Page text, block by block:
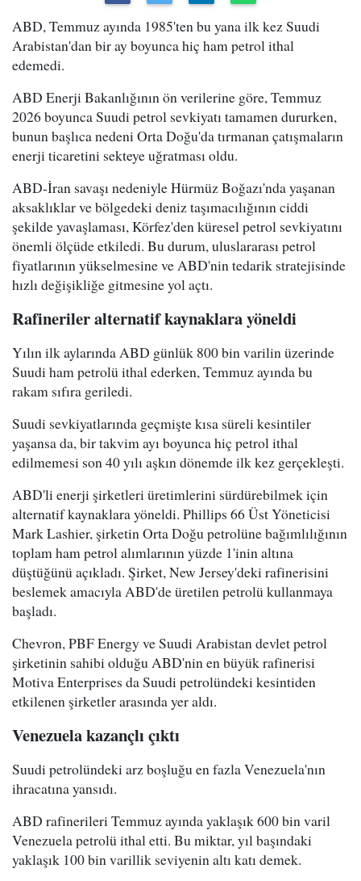
ABD, Temmuz ayında 1985'ten bu yana ilk kez Suudi
Arabistan'dan bir ay boyunca hiç ham petrol ithal
edemedi.
ABD Enerji Bakanlığının ön verilerine göre, Temmuz
2026 boyunca Suudi petrol sevkiyatı tamamen dururken,
bunun başlıca nedeni Orta Doğu'da tırmanan çatışmaların
enerji ticaretini sekteye uğratması oldu.
ABD-İran savaşı nedeniyle Hürmüz Boğazı'nda yaşanan
aksaklıklar ve bölgedeki deniz taşımacılığının ciddi
şekilde yavaşlaması, Körfez'den küresel petrol sevkiyatını
önemli ölçüde etkiledi. Bu durum, uluslararası petrol
fiyatlarının yükselmesine ve ABD'nin tedarik stratejisinde
hızlı değişikliğe gitmesine yol açtı.
Rafineriler alternatif kaynaklara yöneldi
Yılın ilk aylarında ABD günlük 800 bin varilin üzerinde
Suudi ham petrolü ithal ederken, Temmuz ayında bu
rakam sıfıra geriledi.
Suudi sevkiyatlarında geçmişte kısa süreli kesintiler
yaşansa da, bir takvim ayı boyunca hiç petrol ithal
edilmemesi son 40 yılı aşkın dönemde ilk kez gerçekleşti.
ABD'li enerji şirketleri üretimlerini sürdürebilmek için
alternatif kaynaklara yöneldi. Phillips 66 Üst Yöneticisi
Mark Lashier, şirketin Orta Doğu petrolüne bağımlılığının
toplam ham petrol alımlarının yüzde 1'inin altına
düştüğünü açıkladı. Şirket, New Jersey'deki rafinerisini
beslemek amacıyla ABD'de üretilen petrolü kullanmaya
başladı.
Chevron, PBF Energy ve Suudi Arabistan devlet petrol
şirketinin sahibi olduğu ABD'nin en büyük rafinerisi
Motiva Enterprises da Suudi petrolündeki kesintiden
etkilenen şirketler arasında yer aldı.
Venezuela kazançlı çıktı
Suudi petrolündeki arz boşluğu en fazla Venezuela'nın
ihracatına yansıdı.
ABD rafinerileri Temmuz ayında yaklaşık 600 bin varil
Venezuela petrolü ithal etti. Bu miktar, yıl başındaki
yaklaşık 100 bin varillik seviyenin altı katı demek.